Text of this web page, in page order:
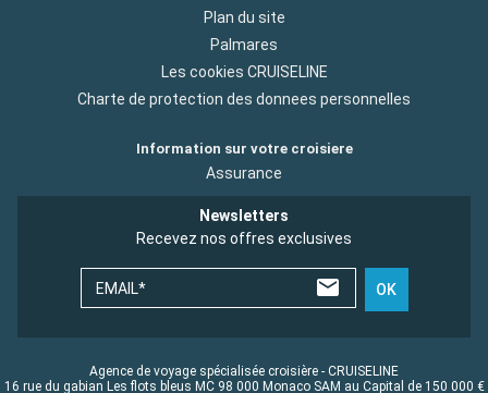
Plan du site
Palmares
Les cookies CRUISELINE
Charte de protection des donnees personnelles
Information sur votre croisiere
Assurance
Newsletters
Recevez nos offres exclusives
EMAIL* OK
Agence de voyage spécialisée croisière - CRUISELINE
16 rue du gabian Les flots bleus MC 98 000 Monaco SAM au Capital de 150 000 €